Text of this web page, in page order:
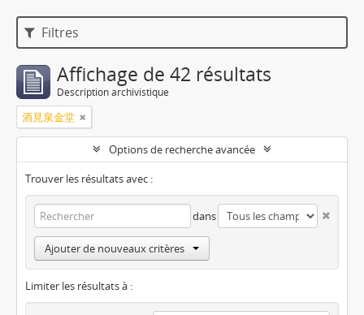
Filtres
Affichage de 42 résultats
Description archivistique
酒見泉金堂
Options de recherche avancée
Trouver les résultats avec :
dans
Ajouter de nouveaux critères
Limiter les résultats à :